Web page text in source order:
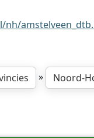
nh/
» Noord-